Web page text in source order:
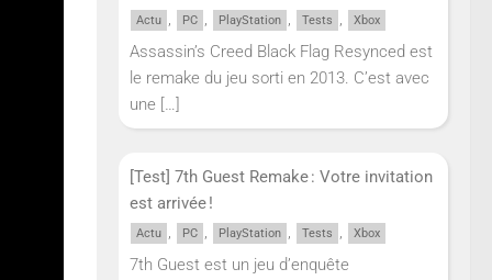
Actu , PC , PlayStation , Tests , Xbox
Assassin’s Creed Black Flag Resynced est
le remake du jeu sorti en 2013. C’est avec
une […]
[Test] 7th Guest Remake : Votre invitation
est arrivée !
Actu , PC , PlayStation , Tests , Xbox
7th Guest est un jeu d’enquête